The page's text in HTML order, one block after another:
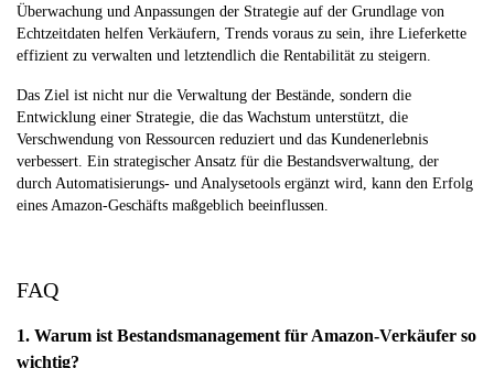
Überwachung und Anpassungen der Strategie auf der Grundlage von
Echtzeitdaten helfen Verkäufern, Trends voraus zu sein, ihre Lieferkette
effizient zu verwalten und letztendlich die Rentabilität zu steigern.
Das Ziel ist nicht nur die Verwaltung der Bestände, sondern die
Entwicklung einer Strategie, die das Wachstum unterstützt, die
Verschwendung von Ressourcen reduziert und das Kundenerlebnis
verbessert. Ein strategischer Ansatz für die Bestandsverwaltung, der
durch Automatisierungs- und Analysetools ergänzt wird, kann den Erfolg
eines Amazon-Geschäfts maßgeblich beeinflussen.
FAQ
1. Warum ist Bestandsmanagement für Amazon-Verkäufer so
wichtig?